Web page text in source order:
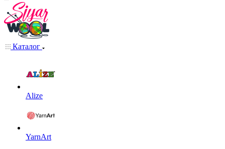
Каталог
Alize
YarnArt